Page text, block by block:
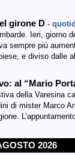
girone D -
Ieri, giorno
sempre più
e diviso dalle
al “Mario
della Varesina
di mister Marco
2026